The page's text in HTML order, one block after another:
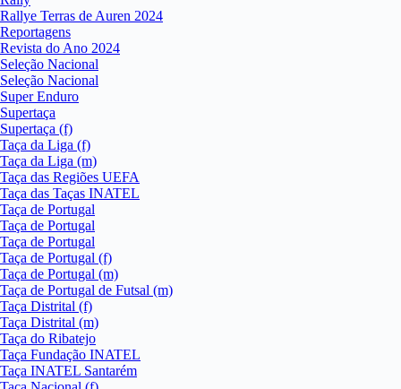
Rallye Terras de Auren 2024
Reportagens
Revista do Ano 2024
Seleção Nacional
Seleção Nacional
Super Enduro
Supertaça
Supertaça (f)
Taça da Liga (f)
Taça da Liga (m)
Taça das Regiões UEFA
Taça das Taças INATEL
Taça de Portugal
Taça de Portugal
Taça de Portugal
Taça de Portugal (f)
Taça de Portugal (m)
Taça de Portugal de Futsal (m)
Taça Distrital (f)
Taça Distrital (m)
Taça do Ribatejo
Taça Fundação INATEL
Taça INATEL Santarém